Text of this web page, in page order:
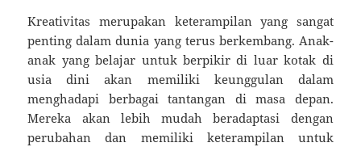
Kreativitas merupakan keterampilan yang sangat
penting dalam dunia yang terus berkembang. Anak-
anak yang belajar untuk berpikir di luar kotak di
usia dini akan memiliki keunggulan dalam
menghadapi berbagai tantangan di masa depan.
Mereka akan lebih mudah beradaptasi dengan
perubahan dan memiliki keterampilan untuk